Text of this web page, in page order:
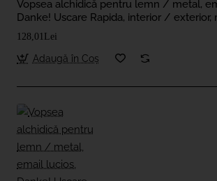
Vopsea alchidică pentru lemn / metal,
Danke! Uscare Rapida, interior / exterior,
4 L
128,01Lei
Adaugă în Coş